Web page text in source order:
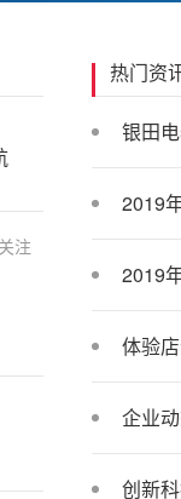
注
热门资